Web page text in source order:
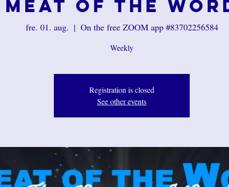
Meat of the
fre. 01. aug.
  |
On the free ZOOM app #83702256584
Weekly
Registration is closed
See other events